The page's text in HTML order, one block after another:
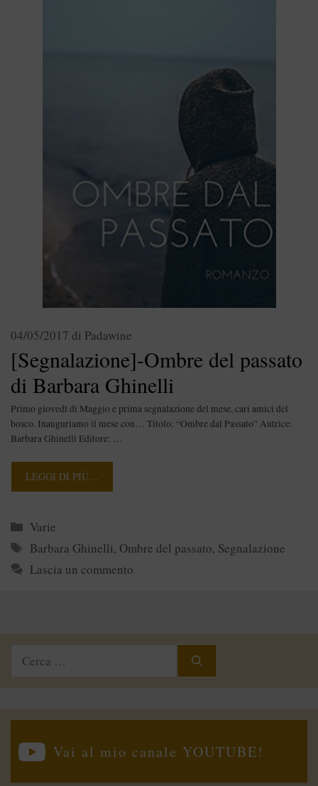
[Segnalazione]-Ombre del passato
di Barbara Ghinelli
04/05/2017 di Padawine
Primo giovedì di Maggio e prima segnalazione del mese, cari amici del
bosco. Inauguriamo il mese con… Titolo: “Ombre dal Passato” Autrice:
Barbara Ghinelli Editore: …
LEGGI DI PIÙ…
Categorie
Varie
Tag
Barbara Ghinelli, Ombre del passato, Segnalazione
Lascia un commento
Ricerca
Vai al mio canale YOUTUBE!